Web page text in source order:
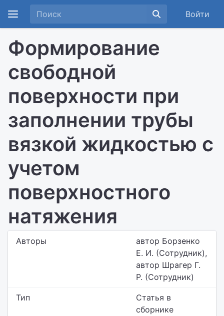
Войти
Формирование
свободной
поверхности при
заполнении трубы
вязкой жидкостью с
учетом
поверхностного
натяжения
Авторы
автор Борзенко
Е. И. (Сотрудник),
автор Шрагер Г.
Р. (Сотрудник)
Тип
Статья в
сборнике